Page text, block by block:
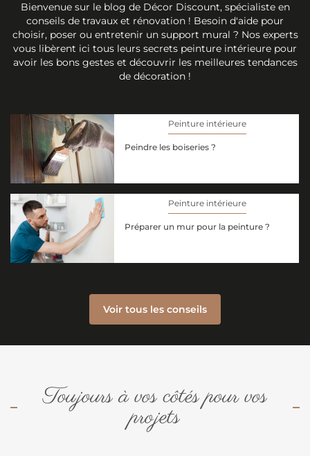
Bienvenue sur le blog de Décor Discount, spécialiste en
conseils de travaux et rénovation ! Besoin d'aide pour
choisir, poser ou entretenir un support mural ? Nos experts
vous libèrent ici tous leurs secrets peinture intérieure pour
avoir les bons gestes et découvrir les meilleures tendances
de décoration !
Peinture intérieure
Peindre les boiseries ?
Peinture intérieure
Préparer un mur pour la peinture ?
Voir tous les conseils
Toujours à vos côtés pour vos
projets